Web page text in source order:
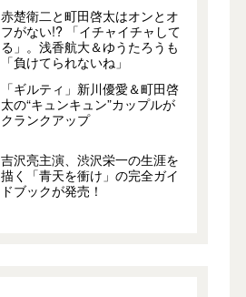
赤楚衛二と町田啓太はオンとオ
フがない!? 「イチャイチャして
る」。浅香航大＆ゆうたろうも
「負けてられないね」
「ギルティ」新川優愛＆町田啓
太の“キュンキュン”カップルが
クランクアップ
吉沢亮主演、渋沢栄一の生涯を
描く「青天を衝け」の完全ガイ
ドブックが発売！